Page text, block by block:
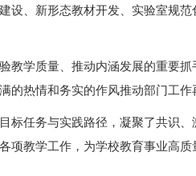
设、新形态教材开发、实验室规
教学质量、推动内涵发展的重要
的热情和务实的作风推动部门工作
标任务与实践路径，凝聚了共识
项教学工作，为学校教育事业高